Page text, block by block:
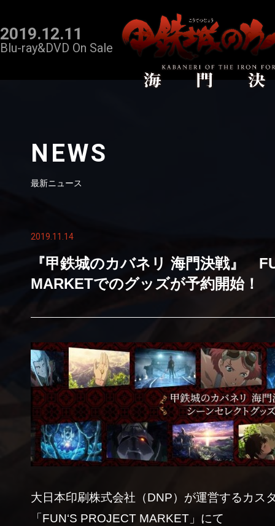
2019.12.11
Blu-ray&DVD On Sale
NEWS
最新ニュース
2019.11.14
『甲鉄城のカバネリ 海門決戦』
MARKETでのグッズが予約開始！
大日本印刷株式会社（DNP）が運営するカス
「FUN‘S PROJECT MARKET」にて